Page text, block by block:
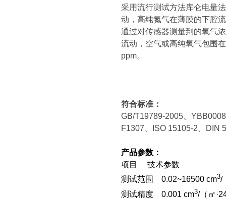
采用流行测试方法库仑电量
动，高纯氮气在薄膜的下腔
通过对传感器测量到的氧气
流动，空气或高纯氧气包围
ppm。
符合标准：
GB/T19789-2005 、
F1307、ISO 15105-2、DIN
产品参数：
项目 技术参数
测试范围 0.02~16500 cm3/
测试精度 0.001 cm3/（㎡